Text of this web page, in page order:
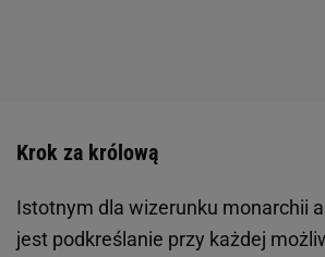
Krok za królową
Istotnym dla wizerunku monarchii
jest podkreślanie przy każdej